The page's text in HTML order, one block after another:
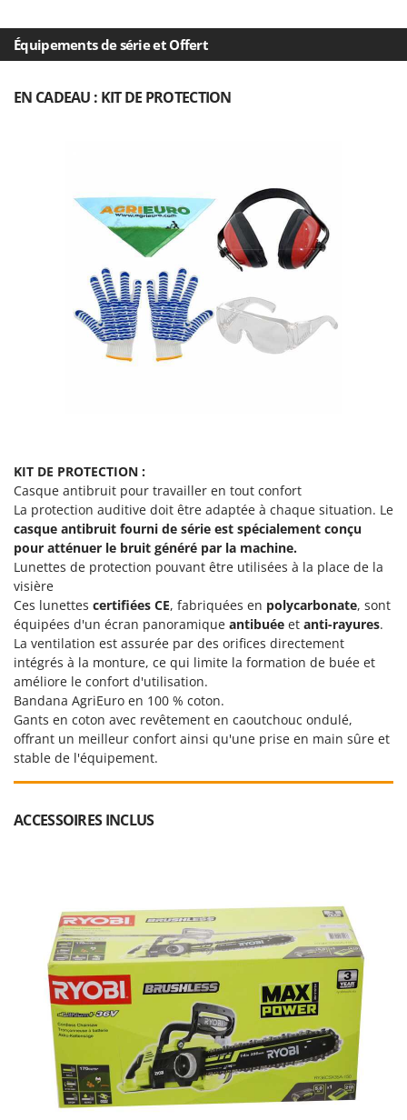
Partisani
Philips
R.G.V.
Redback
Resto Italia
Ribimex
Rossofuoco
Rover Pompe
Royal Food
Ryobi
S
S.T.P.
Santos
Sbaraglia
Schnitzer
Seven Italy
Shark
Silky
Sirman
Smeg
Snapper
Solidur
Spice Electronics
Spiralmac
Spring Protezione
Spyro
Stanley
Équipements de série et Offert
EN CADEAU : KIT DE PROTECTION
KIT DE PROTECTION :
Casque antibruit pour travailler en tout confort
La protection auditive doit être adaptée à chaque situation. Le
casque antibruit fourni de série est spécialement conçu
pour atténuer le bruit généré par la machine.
Lunettes de protection pouvant être utilisées à la place de la
visière
Ces lunettes certifiées CE, fabriquées en polycarbonate, sont
équipées d'un écran panoramique antibuée et anti-rayures.
La ventilation est assurée par des orifices directement
intégrés à la monture, ce qui limite la formation de buée et
améliore le confort d'utilisation.
Bandana AgriEuro en 100 % coton.
Gants en coton avec revêtement en caoutchouc ondulé,
offrant un meilleur confort ainsi qu'une prise en main sûre et
stable de l'équipement.
ACCESSOIRES INCLUS